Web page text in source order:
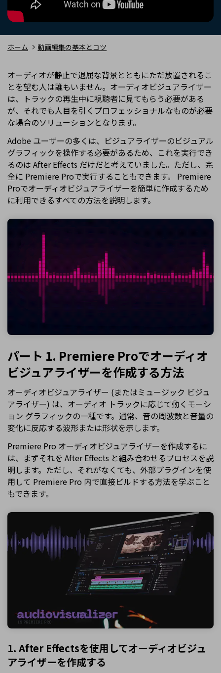
ホーム 動画編集の基本とコツ
オーディオが静止で退屈な背景とともにただ放置されるこ
とを望む人は誰もいません。オーディオビジュアライザー
は、トラックの再生中に視聴者に見てもらう必要がある
が、それでも人目を引くプロフェッショナルなものが必要
な場合のソリューションとなります。
Adobe ユーザーの多くは、ビジュアライザーのビジュアル
グラフィックを操作する必要があるため、これを実行でき
るのは After Effects だけだと考えていました。ただし、完
全に Premiere Proで実行することもできます。 Premiere
Proでオーディオビジュアライザーを簡単に作成するため
に利用できるすべての方法を説明します。
パート 1. Premiere Proでオーディオ
ビジュアライザーを作成する方法
オーディオビジュアライザー (またはミュージック ビジュ
アライザー) は、オーディオ トラックに応じて動くモーシ
ョン グラフィックの一種です。通常、音の周波数と音量の
変化に反応する波形または形状を示します。
Premiere Pro オーディオビジュアライザーを作成するに
は、まずそれを After Effects と組み合わせるプロセスを説
明します。ただし、それがなくても、外部プラグインを使
用して Premiere Pro 内で直接ビルドする方法を学ぶこと
もできます。
1. After Effectsを使用してオーディオビジュ
アライザーを作成する